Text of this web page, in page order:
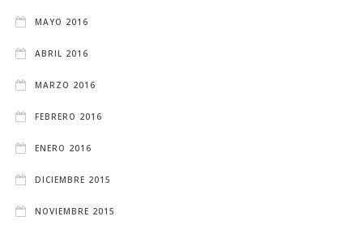
MAYO 2016
ABRIL 2016
MARZO 2016
FEBRERO 2016
ENERO 2016
DICIEMBRE 2015
NOVIEMBRE 2015